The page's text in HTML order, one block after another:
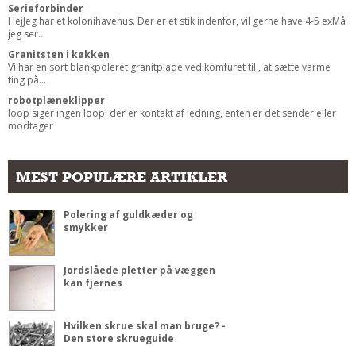
Serieforbinder
HejJeg har et kolonihavehus. Der er et stik indenfor, vil gerne have 4-5 exMå
jeg ser...
Granitsten i køkken
Vi har en sort blankpoleret granitplade ved komfuret til , at sætte varme
ting på...
robotplæneklipper
loop siger ingen loop. der er kontakt af ledning, enten er det sender eller
modtager
MEST POPULÆRE ARTIKLER
Polering af guldkæder og
smykker
Jordslåede pletter på væggen
kan fjernes
Hvilken skrue skal man bruge? -
Den store skrueguide